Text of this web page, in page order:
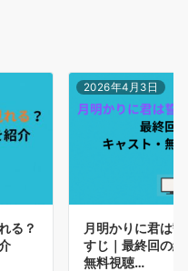
る？
2026年4月3日
月明かりに君は
すじ｜最終回の
無料視聴…